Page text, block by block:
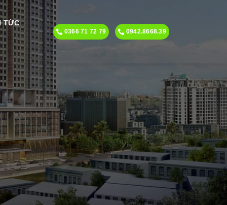
TỨC
0366 71 72 79 0942.8668.39